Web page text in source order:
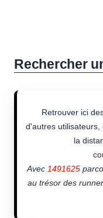
Rechercher
Retrouver ici
d'autres utilisateurs,
la
Avec 1491625
au trésor des